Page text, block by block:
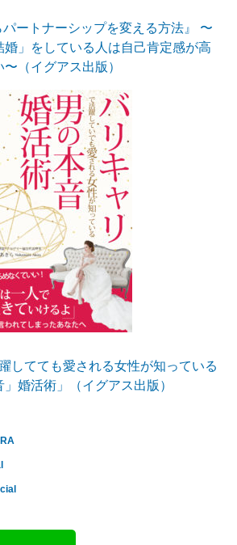
パートナーシップを変える方法』 〜
婚」をしている人は自己肯定感が高
〜（イグアス出版）
してても愛される女性が知っている
」婚活術」（イグアス出版）